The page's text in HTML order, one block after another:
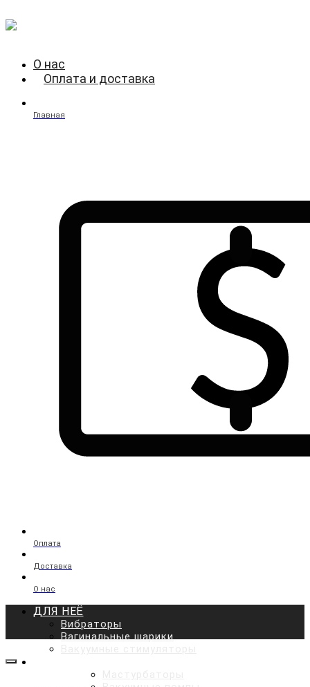
О нас
Оплата и доставка
Главная
Оплата
Доставка
О нас
ДЛЯ НЕЁ
Вибраторы
Вагинальные шарики